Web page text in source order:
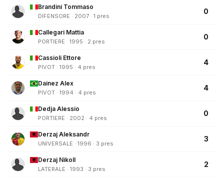
Brandini Tommaso
DIFENSORE · 2007 · 1 pres
0
Callegari Mattia
PORTIERE · 1995 · 2 pres
0
Cassioli Ettore
PIVOT · 1995 · 4 pres
4
Dainez Alex
PIVOT · 1994 · 4 pres
4
Dedja Alessio
PORTIERE · 2002 · 4 pres
0
Derzaj Aleksandr
UNIVERSALE · 1996 · 3 pres
3
Derzaj Nikoll
LATERALE · 1993 · 3 pres
2